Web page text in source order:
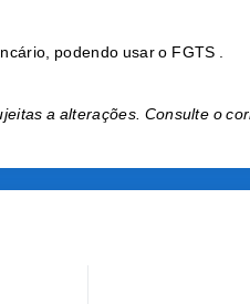
podendo usar o FGTS .
a alterações. Consulte o